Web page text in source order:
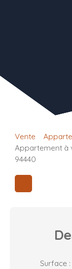
Vente
Appartement à
94440
Surface :